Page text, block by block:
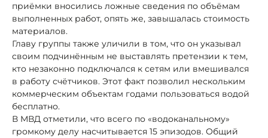
приёмки вносились ложные сведения по объёмам
выполненных работ, опять же, завышалась стоимость
материалов.
Главу группы также уличили в том, что он указывал
своим подчинённым не выставлять претензии к тем,
кто незаконно подключался к сетям или вмешивался
в работу счётчиков. Этот факт позволил нескольким
коммерческим объектам годами пользоваться водой
бесплатно.
В МВД отметили, что всего по «водоканальному»
громкому делу насчитывается 15 эпизодов. Общий